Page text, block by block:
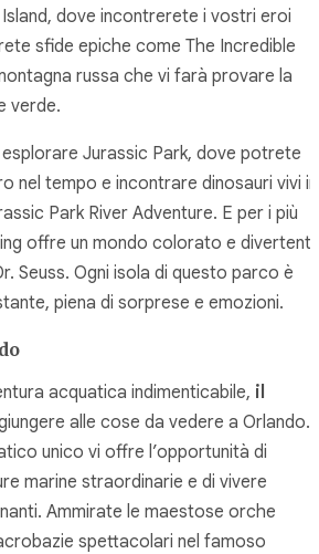
dove incontrerete i vostri eroi
sfide epiche come The Incredible
russa che vi farà provare la
verde.
Jurassic Park, dove potrete
nel tempo e incontrare dinosauri vivi in
Park River Adventure. E per i più
offre un mondo colorato e
Seuss. Ogni isola di questo parco è
piena di sorprese e emozioni.
acquatica indimenticabile, il
alle cose da vedere a Orlando.
unico vi offre l’opportunità di
marine straordinarie e di vivere
Ammirate le maestose orche
spettacolari nel famoso